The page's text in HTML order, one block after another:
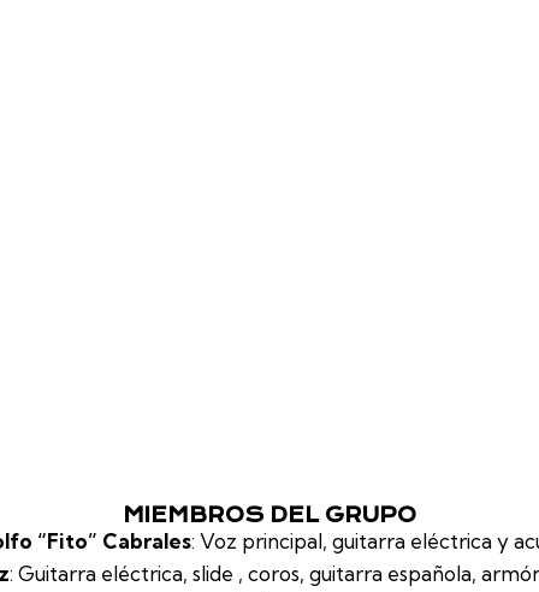
MIEMBROS DEL GRUPO
“Fito” Cabrales: Voz principal, guitarra eléctrica y
: Guitarra eléctrica, slide , coros, guitarra española,